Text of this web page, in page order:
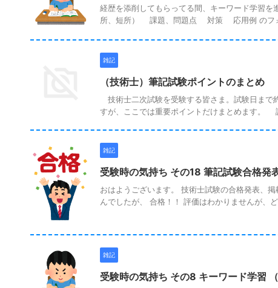
経歴を添削してもらってる間、キーワード学習
所、短所） 課題、問題点 対策 応用例 のフ
雑記
（技術士）筆記試験ポイントのまとめ
技術士二次試験を受験する皆さま。試験日ま
すが、ここでは重要ポイントだけまとめます。
雑記
受験時の気持ち その18 筆記試験合格発
おはようございます。 技術士試験の合格発表、
んでしたが、 合格！！ 評価はわかりませんが、
雑記
受験時の気持ち その8 キーワード学習